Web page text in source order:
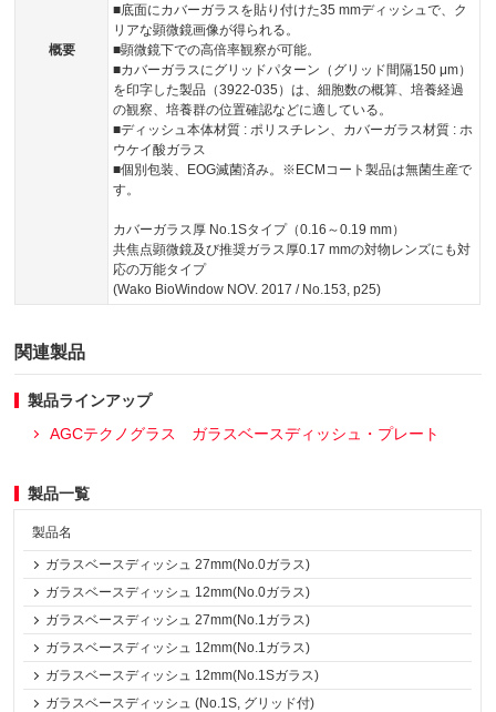
概要
■底面にカバーガラスを貼り付けた35 mmディッシュで、ク
リアな顕微鏡画像が得られる。
■顕微鏡下での高倍率観察が可能。
■カバーガラスにグリッドパターン（グリッド間隔150 μm）
を印字した製品（3922-035）は、細胞数の概算、培養経過
の観察、培養群の位置確認などに適している。
■ディッシュ本体材質 : ポリスチレン、カバーガラス材質 : ホ
ウケイ酸ガラス
■個別包装、EOG滅菌済み。※ECMコート製品は無菌生産で
す。
カバーガラス厚 No.1Sタイプ（0.16～0.19 mm）
共焦点顕微鏡及び推奨ガラス厚0.17 mmの対物レンズにも対
応の万能タイプ
(Wako BioWindow NOV. 2017 / No.153, p25)
関連製品
製品ラインアップ
AGCテクノグラス ガラスベースディッシュ・プレート
製品一覧
製品名
ガラスベースディッシュ 27mm(No.0ガラス)
ガラスベースディッシュ 12mm(No.0ガラス)
ガラスベースディッシュ 27mm(No.1ガラス)
ガラスベースディッシュ 12mm(No.1ガラス)
ガラスベースディッシュ 12mm(No.1Sガラス)
ガラスベースディッシュ (No.1S, グリッド付)